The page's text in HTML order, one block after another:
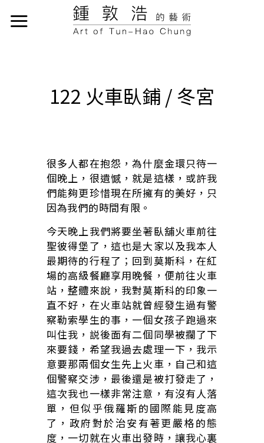
122 火車臥鋪 / 冬宮
很多人都在抱怨，為什麼金環只待一
個晚上，很遺憾，就是這樣，或許我
們能夠更珍惜現在所擁有的美好，只
因為我們的時間有限。
今天晚上我們將要坐著臥舖火車前往
聖彼得堡了，這也是大家以及我本人
最期待的行程了；回到莫斯科，在紅
場的高級餐廳享用晚餐，便前往火車
站，整體來說，我對莫斯科的印象一
直不好，在火車站就曾經發生過有警
察勒索學生的事，一個女孩子跑過來
叫住我，説後面有二個同學被攔了下
來要錢，希望我過去處理一下，我示
意要那兩個女生先上火車，自己和這
個警察交涉，最後還是被打發走了，
這次我也一樣非常注意，有沒有人落
單，但似乎俄羅斯的國際能見度高
了，政府對於治安有著更嚴格的態
度，一切就在火車出發時，讓我心裏